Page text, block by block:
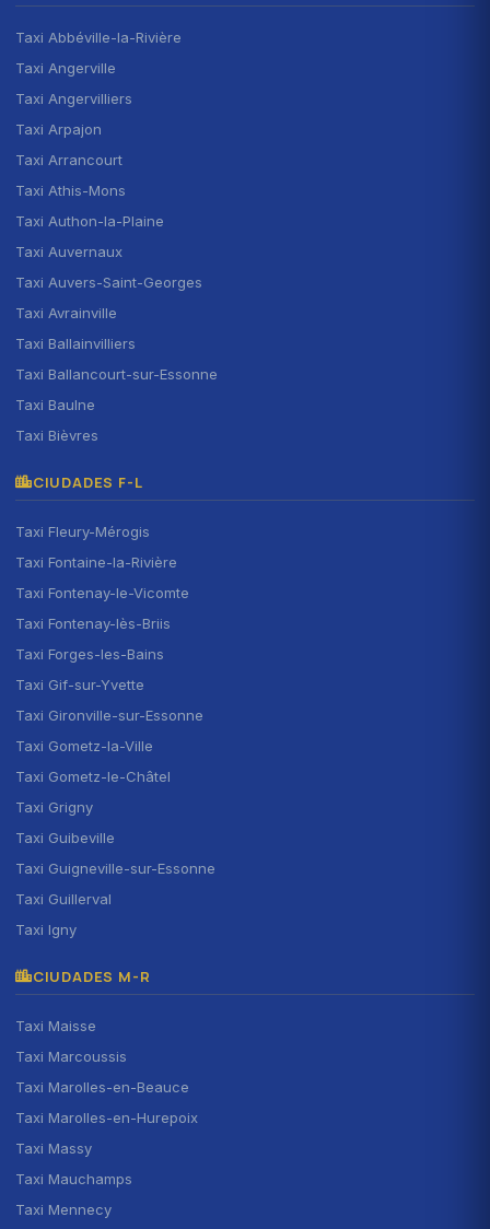
Taxi Abbéville-la-Rivière
Taxi Angerville
Taxi Angervilliers
Taxi Arpajon
Taxi Arrancourt
Taxi Athis-Mons
Taxi Authon-la-Plaine
Taxi Auvernaux
Taxi Auvers-Saint-Georges
Taxi Avrainville
Taxi Ballainvilliers
Taxi Ballancourt-sur-Essonne
Taxi Baulne
Taxi Bièvres
CIUDADES F-L
Taxi Fleury-Mérogis
Taxi Fontaine-la-Rivière
Taxi Fontenay-le-Vicomte
Taxi Fontenay-lès-Briis
Taxi Forges-les-Bains
Taxi Gif-sur-Yvette
Taxi Gironville-sur-Essonne
Taxi Gometz-la-Ville
Taxi Gometz-le-Châtel
Taxi Grigny
Taxi Guibeville
Taxi Guigneville-sur-Essonne
Taxi Guillerval
Taxi Igny
CIUDADES M-R
Taxi Maisse
Taxi Marcoussis
Taxi Marolles-en-Beauce
Taxi Marolles-en-Hurepoix
Taxi Massy
Taxi Mauchamps
Taxi Mennecy